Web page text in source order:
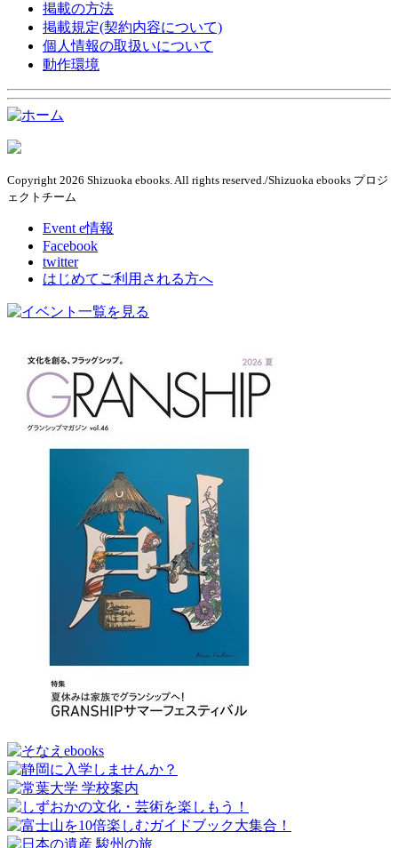
掲載の方法
掲載規定(契約内容について)
個人情報の取扱いについて
動作環境
Copyright 2026 Shizuoka ebooks. All rights reserved./Shizuoka ebooks プロジ
ェクトチーム
Event e情報
Facebook
twitter
はじめてご利用される方へ